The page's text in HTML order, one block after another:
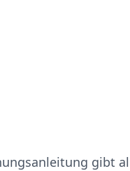
gibt